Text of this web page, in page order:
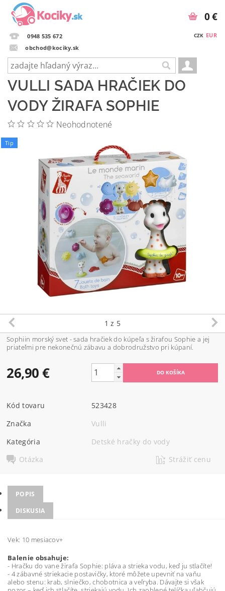
0948 535 672
obchod@kociky.sk
CZK EUR
0 €
VULLI SADA HRAČIEK DO
VODY ŽIRAFA SOPHIE
Neohodnotené
Tip
1 z 5
Sophiin morský svet - sada hračiek do kúpeľa s žirafou Sophie a jej
priateľmi pre nekonečnú zábavu a dobrodružstvo pri kúpaní.
26,90 €
Kód tovaru
523428
Značka
Vulli
Kategória
Detské hračky do vody
Otázka
Strážiť cenu
POPIS
DISKUSIA
Vek: 10 mesiacov+
Balenie obsahuje:
- Hračku do vane žirafa Sophie: pláva a strieka vodu, keď ju stlačíte!
- 4 zábavné striekacie postavičky, ktoré môžete upevniť na vaňu
alebo stenu: krab, slniečko, chobotnica a veľryba. Dávajte si však